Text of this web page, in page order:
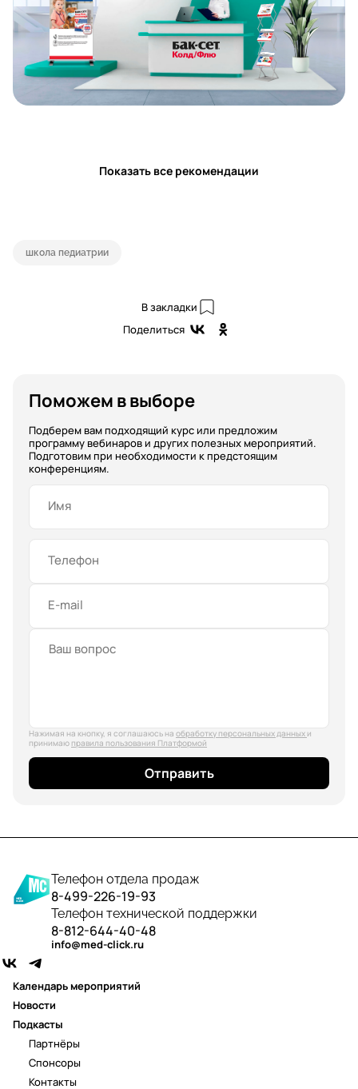
Показать все рекомендации
школа педиатрии
В закладки
Поделиться
Поможем в выборе
Подберем вам подходящий курс или предложим
программу вебинаров и других полезных мероприятий.
Подготовим при необходимости к предстоящим
конференциям.
Имя
Телефон
E-mail
Нажимая на кнопку, я соглашаюсь на обработку персональных данных и
принимаю правила пользования Платформой
Отправить
Телефон отдела продаж
8-499-226-19-93
Телефон технической поддержки
8-812-644-40-48
info@med-click.ru
Календарь мероприятий
Новости
Подкасты
Партнёры
Спонсоры
Контакты